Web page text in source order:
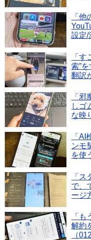
「
設定/
「
索”
翻訳
「
しゴ
な映
「
ンモ
を使
「
で、
ージ
「
解約
（